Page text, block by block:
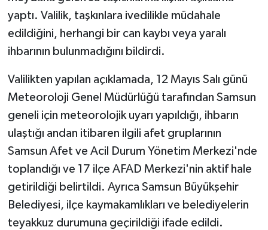
yaptı. Valilik, taşkınlara ivedilikle müdahale
edildiğini, herhangi bir can kaybı veya yaralı
ihbarının bulunmadığını bildirdi.
Valilikten yapılan açıklamada, 12 Mayıs Salı günü
Meteoroloji Genel Müdürlüğü tarafından Samsun
geneli için meteorolojik uyarı yapıldığı, ihbarın
ulaştığı andan itibaren ilgili afet gruplarının
Samsun Afet ve Acil Durum Yönetim Merkezi'nde
toplandığı ve 17 ilçe AFAD Merkezi'nin aktif hale
getirildiği belirtildi. Ayrıca Samsun Büyükşehir
Belediyesi, ilçe kaymakamlıkları ve belediyelerin
teyakkuz durumuna geçirildiği ifade edildi.